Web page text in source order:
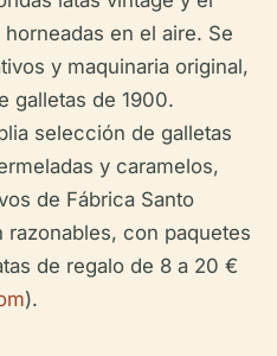
en el aire. Se
y maquinaria original,
galletas de 1900.
selección de galletas
y caramelos,
de Fábrica Santo
con paquetes
de regalo de 8 a 20 €
).